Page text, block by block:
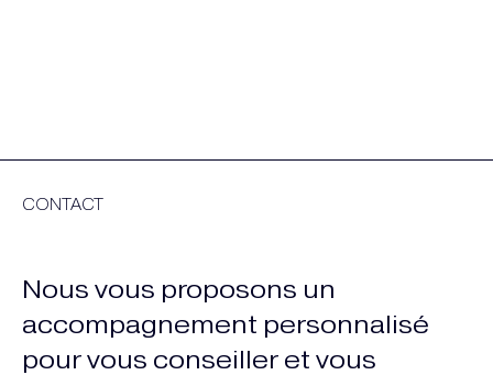
CONTACT
Nous vous proposons un
accompagnement personnalisé
pour vous conseiller et vous